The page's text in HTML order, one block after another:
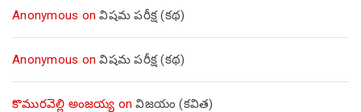
Anonymous onవిషమ పరీక్ష (క‌థ‌)
Anonymous onవిషమ పరీక్ష (క‌థ‌)
కొమురవెల్లి అంజయ్య onవిజయం (కవిత)